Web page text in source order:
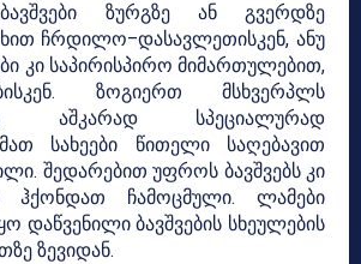
ზურგზე ან გვერდზე
ჩრდილო–დასავლეთისკენ, ანუ
კი საპირისპირო მიმართულებით,
ზოგიერთ მსხვერპლს
აშკარად სპეციალურად
სახეები წითელი საღებავით
შედარებით უფროს ბავშვებს კი
ჰქონდათ ჩამოცმული. ლამები
დაწვენილი ბავშვების სხეულების
ზევიდან.